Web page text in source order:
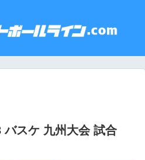
バスケ 九州大会 試合